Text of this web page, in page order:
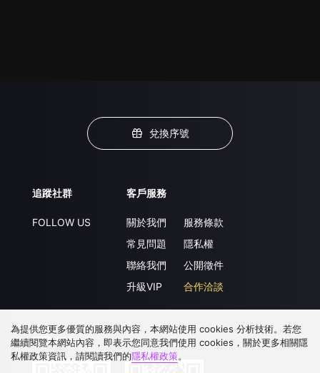
兌換序號
追蹤社群
FOLLOW US
客戶服務
關於我們
常見問題
聯絡我們
升級VIP
服務條款
隱私權
公開徵件
合作洽談
下載 APP
為提供您更多優質的服務與內容，本網站使用 cookies 分析技術。若您
繼續閱覽本網站內容，即表示您同意我們使用 cookies，關於更多相關隱
私權政策資訊，請閱讀我們的隱私權政策。